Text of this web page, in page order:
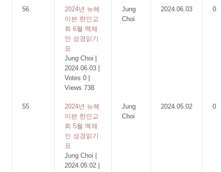
56
2024년 뉴헤
이븐 한인교
회 6월 멕체
인 성경읽기
표
Jung Choi
2024.06.03
Votes 0
Views 738
Jung
Choi
2024.06.03 0
55
2024년 뉴헤
이븐 한인교
회 5월 멕체
인 성경읽기
표
Jung Choi
2024.05.02
Jung
Choi
2024.05.02 0